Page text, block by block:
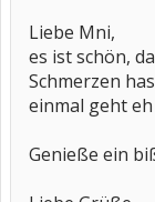
Liebe Mni,
es ist schön,
Schmerzen
einmal geht
Genieße ein